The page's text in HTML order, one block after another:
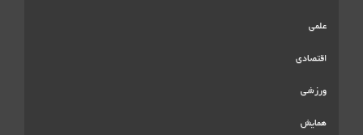
علمی
اقتصادی
ورزشی
همایش